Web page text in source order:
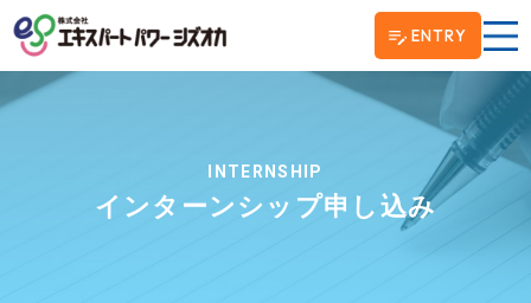
ENTRY
INTERNSHIP
インターンシップ申し込み